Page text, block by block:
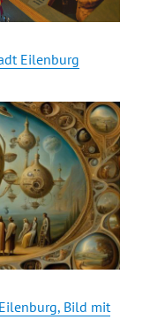
Eilenburg
Bild mit